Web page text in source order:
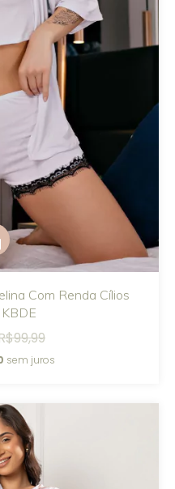
Com Renda Cílios
sem juros